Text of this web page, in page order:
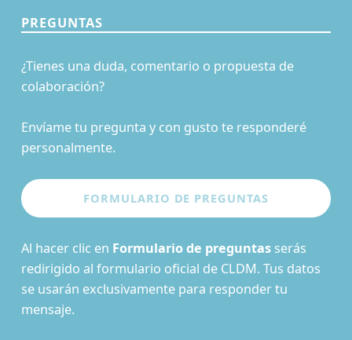
PREGUNTAS
¿Tienes una duda, comentario o propuesta de
colaboración?
Envíame tu pregunta y con gusto te responderé
personalmente.
Al hacer clic en Formulario de preguntasserás
redirigido al formulario oficial de CLDM. Tus datos
se usarán exclusivamente para responder tu
mensaje.